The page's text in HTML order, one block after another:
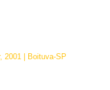
2001 | Boituva-SP